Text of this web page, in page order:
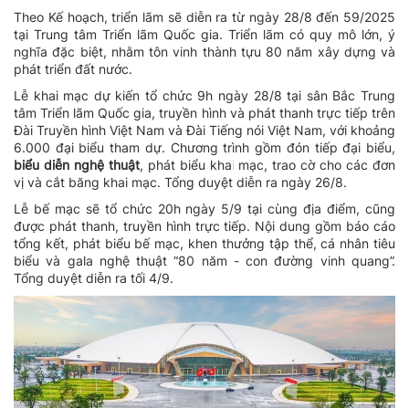
Theo Kế hoạch, triển lãm sẽ diễn ra từ ngày 28/8 đến 59/2025
tại Trung tâm Triển lãm Quốc gia. Triển lãm có quy mô lớn, ý
nghĩa đặc biệt, nhằm tôn vinh thành tựu 80 năm xây dựng và
phát triển đất nước.
Lễ khai mạc dự kiến tổ chức 9h ngày 28/8 tại sân Bắc Trung
tâm Triển lãm Quốc gia, truyền hình và phát thanh trực tiếp trên
Đài Truyền hình Việt Nam và Đài Tiếng nói Việt Nam, với khoảng
6.000 đại biểu tham dự. Chương trình gồm đón tiếp đại biểu,
biểu diễn nghệ thuật, phát biểu khai mạc, trao cờ cho các đơn
vị và cắt băng khai mạc. Tổng duyệt diễn ra ngày 26/8.
Lễ bế mạc sẽ tổ chức 20h ngày 5/9 tại cùng địa điểm, cũng
được phát thanh, truyền hình trực tiếp. Nội dung gồm báo cáo
tổng kết, phát biểu bế mạc, khen thưởng tập thể, cá nhân tiêu
biểu và gala nghệ thuật “80 năm - con đường vinh quang”.
Tổng duyệt diễn ra tối 4/9.